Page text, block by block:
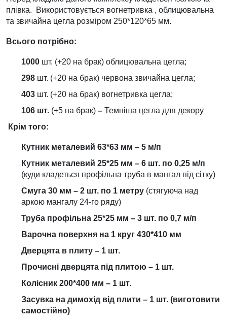
плівка. Використовується вогнетривка , облицювальна
та звичайна цегла розміром 250*120*65 мм.
Всього потрібно:
1000 шт. (+20 на брак) облицювальна цегла;
298 шт. (+20 на брак) червона звичайна цегла;
403 шт. (+20 на брак) вогнетривка цегла;
106 шт. (+5 на брак) – Темніша цегла для декору
Крім того:
Кутник металевий 63*63 мм – 5 м/п
Кутник металевий 25*25 мм – 6 шт. по 0,25 м/п
(куди кладеться профільна труба в мангал під сітку)
Смуга 30 мм – 2 шт. по 1 метру (стягуюча над
аркою мангалу 24-го ряду)
Труба профільна 25*25 мм – 3 шт. по 0,7 м/п
Варочна поверхня на 1 круг 430*410 мм
Дверцята в плиту – 1 шт.
Прочисні дверцята під плитою – 1 шт.
Колісник 200*400 мм – 1 шт.
Засувка на димохід від плити – 1 шт. (виготовити
самостійно)